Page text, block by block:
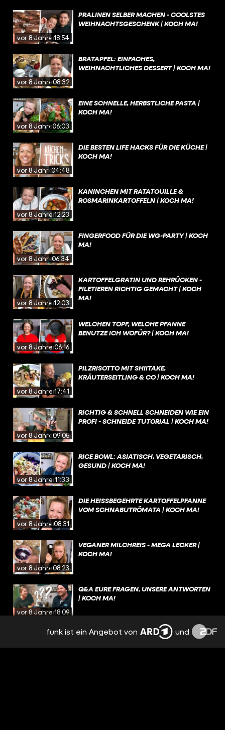
vor 8 Jahren18:54
PRALINEN SELBER MACHEN - COOLSTES
WEIHNACHTSGESCHENK | KOCH MA!
vor 8 Jahren08:32
BRATAPFEL: EINFACHES,
WEIHNACHTLICHES DESSERT | KOCH MA!
vor 8 Jahren06:03
EINE SCHNELLE, HERBSTLICHE PASTA |
KOCH MA!
vor 8 Jahren04:48
DIE BESTEN LIFE HACKS FÜR DIE KÜCHE |
KOCH MA!
vor 8 Jahren12:23
KANINCHEN MIT RATATOUILLE &
ROSMARINKARTOFFELN | KOCH MA!
vor 8 Jahren06:34
FINGERFOOD FÜR DIE WG-PARTY | KOCH
MA!
vor 8 Jahren12:03
KARTOFFELGRATIN UND REHRÜCKEN -
FILETIEREN RICHTIG GEMACHT | KOCH
MA!
vor 8 Jahren06:16
WELCHEN TOPF, WELCHE PFANNE
BENUTZE ICH WOFÜR? | KOCH MA!
vor 8 Jahren17:41
PILZRISOTTO MIT SHIITAKE,
KRÄUTERSEITLING & CO | KOCH MA!
vor 8 Jahren09:05
RICHTIG & SCHNELL SCHNEIDEN WIE EIN
PROFI - SCHNEIDE TUTORIAL | KOCH MA!
vor 8 Jahren11:33
RICE BOWL: ASIATISCH, VEGETARISCH,
GESUND | KOCH MA!
vor 8 Jahren08:31
DIE HEISSBEGEHRTE KARTOFFELPFANNE
VOM SCHNABUTRÖMATA | KOCH MA!
vor 8 Jahren08:23
VEGANER MILCHREIS - MEGA LECKER |
KOCH MA!
vor 8 Jahren18:09
Q&A EURE FRAGEN, UNSERE ANTWORTEN
| KOCH MA!
KÜRBISBROT SELBER BACKEN - DER
PERFEKTE ALLROUNDER | KOCH MA!
funk ist ein Angebot von und